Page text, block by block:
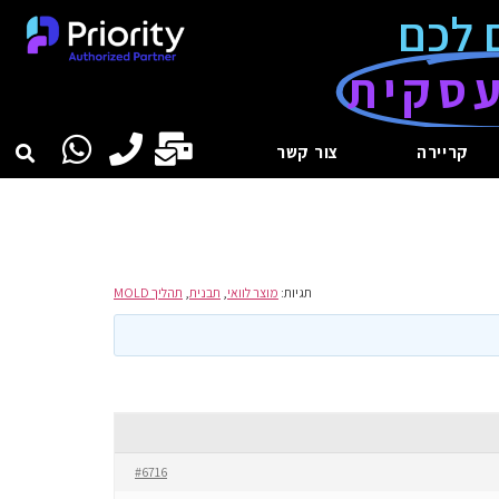
לכם
קריירה צור קשר
תגיות: מוצר לוואי, תבנית, תהליך MOLD
#6716